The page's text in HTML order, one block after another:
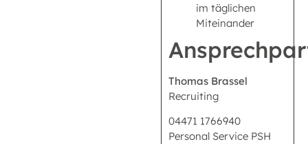
im täglichen
Miteinander
Thomas Brassel
Recruiting
04471 1766940
Personal Service PSH